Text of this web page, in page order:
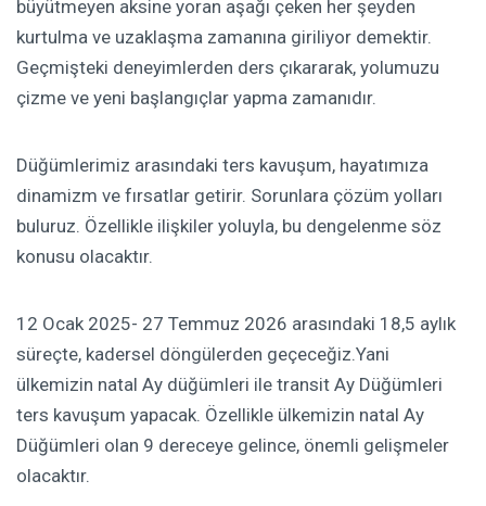
büyütmeyen aksine yoran aşağı çeken her şeyden
kurtulma ve uzaklaşma zamanına giriliyor demektir.
Geçmişteki deneyimlerden ders çıkararak, yolumuzu
çizme ve yeni başlangıçlar yapma zamanıdır.
Düğümlerimiz arasındaki ters kavuşum, hayatımıza
dinamizm ve fırsatlar getirir. Sorunlara çözüm yolları
buluruz. Özellikle ilişkiler yoluyla, bu dengelenme söz
konusu olacaktır.
12 Ocak 2025- 27 Temmuz 2026 arasındaki 18,5 aylık
süreçte, kadersel döngülerden geçeceğiz.Yani
ülkemizin natal Ay düğümleri ile transit Ay Düğümleri
ters kavuşum yapacak. Özellikle ülkemizin natal Ay
Düğümleri olan 9 dereceye gelince, önemli gelişmeler
olacaktır.